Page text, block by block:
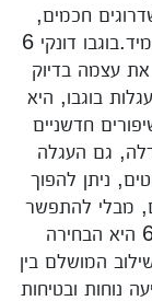
חכמים,
ביצועים מתקדמים וחוויית נסיעה חלקה מתמיד.בוגבו דונקי 6
עצמה בדיוק
בוגבו, היא
חדשניים
גם העגלה
קליקים פשוטים, ניתן להפוך
מבלי להתפשר
על מרחב, נוחות או שליטה.בוגבו דונקי 6 היא הבחירה
המושלם בין
נוחות ובטיחות